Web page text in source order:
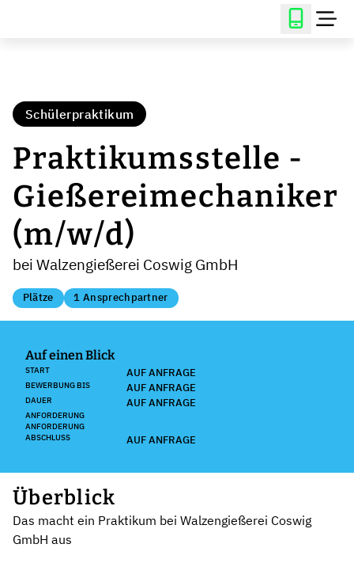
Schülerpraktikum
Praktikumsstelle -
Gießereimechaniker
(m/w/d)
bei Walzengießerei Coswig GmbH
Plätze 1 Ansprechpartner
Auf einen Blick
START AUF ANFRAGE
BEWERBUNG BIS AUF ANFRAGE
DAUER AUF ANFRAGE
ANFORDERUNG
ANFORDERUNG
ABSCHLUSS
AUF ANFRAGE
Überblick
Das macht ein Praktikum bei Walzengießerei Coswig
GmbH aus